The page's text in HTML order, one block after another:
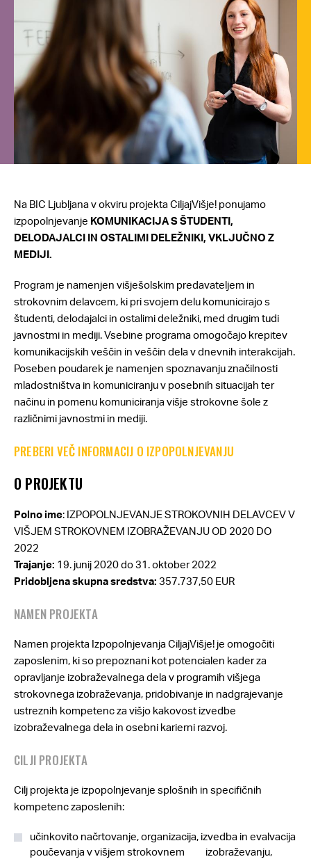
Na BIC Ljubljana v okviru projekta CiljajVišje! ponujamo
izpopolnjevanje KOMUNIKACIJA S ŠTUDENTI,
DELODAJALCI IN OSTALIMI DELEŽNIKI, VKLJUČNO Z
MEDIJI.
Program je namenjen višješolskim predavateljem in
strokovnim delavcem, ki pri svojem delu komunicirajo s
študenti, delodajalci in ostalimi deležniki, med drugim tudi
javnostmi in mediji. Vsebine programa omogočajo krepitev
komunikacijskih veščin in veščin dela v dnevnih interakcijah.
Poseben poudarek je namenjen spoznavanju značilnosti
mladostništva in komuniciranju v posebnih situacijah ter
načinu in pomenu komuniciranja višje strokovne šole z
različnimi javnostmi in mediji.
PREBERI VEČ INFORMACIJ O IZPOPOLNJEVANJU
O PROJEKTU
Polno ime: IZPOPOLNJEVANJE STROKOVNIH DELAVCEV V
VIŠJEM STROKOVNEM IZOBRAŽEVANJU OD 2020 DO
2022
Trajanje: 19. junij 2020 do 31. oktober 2022
Pridobljena skupna sredstva: 357.737,50 EUR
NAMEN PROJEKTA
Namen projekta Izpopolnjevanja CiljajVišje! je omogočiti
zaposlenim, ki so prepoznani kot potencialen kader za
opravljanje izobraževalnega dela v programih višjega
strokovnega izobraževanja, pridobivanje in nadgrajevanje
ustreznih kompetenc za višjo kakovost izvedbe
izobraževalnega dela in osebni karierni razvoj.
CILJI PROJEKTA
Cilj projekta je izpopolnjevanje splošnih in specifičnih
kompetenc zaposlenih:
učinkovito načrtovanje, organizacija, izvedba in evalvacija
poučevanja v višjem strokovnem izobraževanju,